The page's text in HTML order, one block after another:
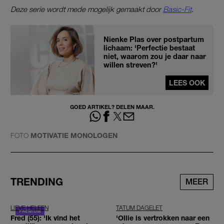
Deze serie wordt mede mogelijk gemaakt doorBasic-Fit.
Nienke Plas over postpartum
lichaam: 'Perfectie bestaat
niet, waarom zou je daar naar
willen streven?'
LEES OOK
GOED ARTIKEL? DELEN MAAR.
FOTO MOTIVATIE MONOLOGEN
TRENDING MEER
LIEVE HELEEN
Fred (55): 'Ik vind het
TATUM DAGELET
'Ollie is vertrokken naar een